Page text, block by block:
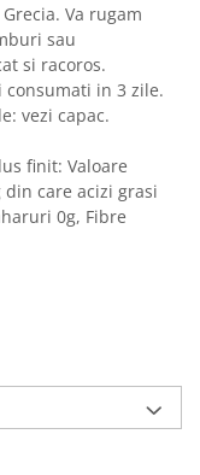
Va rugam
sau
si racoros.
in 3 zile.
vezi capac.
finit: Valoare
din care acizi grasi
0g, Fibre